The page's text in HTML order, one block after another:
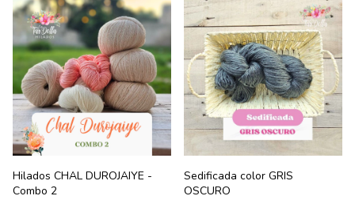
Hilados CHAL DUROJAIYE -
Combo 2
Sedificada color GRIS
OSCURO